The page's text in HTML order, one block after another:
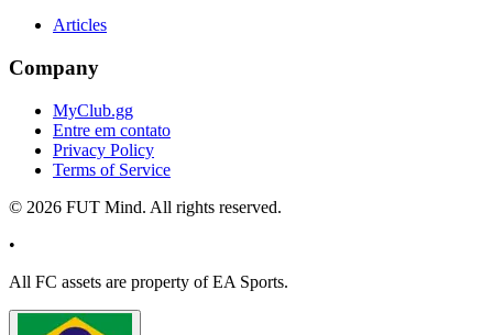
Articles
Company
MyClub.gg
Entre em contato
Privacy Policy
Terms of Service
© 2026 FUT Mind. All rights reserved.
•
All FC assets are property of EA Sports.